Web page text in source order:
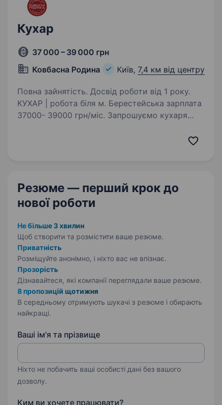
Кухар
37 000 – 39 000 грн
Ковбасна Родина
Київ, 7,4 км від центру
Повна зайнятість. Досвід роботи від 1 року.
КУХАР | робота біля м. Берестейська зарплата
37000- 39000 грн/міс. Запрошуємо кухаря
компанії. Кого ми шукаємо? Відповідального
Резюме — перший крок до
нової роботи
Не більше 3 хвилин
Щоб створити та розмістити ваше резюме.
Приватність
Розміщуйте анонімно, і ніхто вас не впізнає.
Прозорість
Дізнавайтеся, які компанії переглядали ваше резюме.
8 пропозицій щотижня
В середньому отримують шукачі з резюме і обирають
найкращі.
Ваші ім'я та прізвище
Ніхто не побачить ваші особисті дані без вашого
дозволу.
Ким ви хочете працювати?